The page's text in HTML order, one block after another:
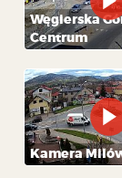
Węgierska
Centrum
Kamera